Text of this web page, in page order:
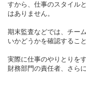
すから、仕事のスタイル
はありません。
期末監査などでは、チー
いかどうかを確認するこ
実際に仕事のやりとりを
財務部門の責任者、さら